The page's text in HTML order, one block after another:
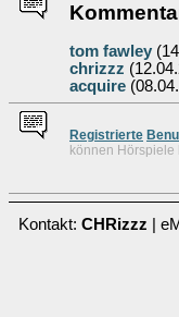
tom fawley
chrizzz
acquire
Registrierte
können Hörspiele
Kontakt: CHRizzz |